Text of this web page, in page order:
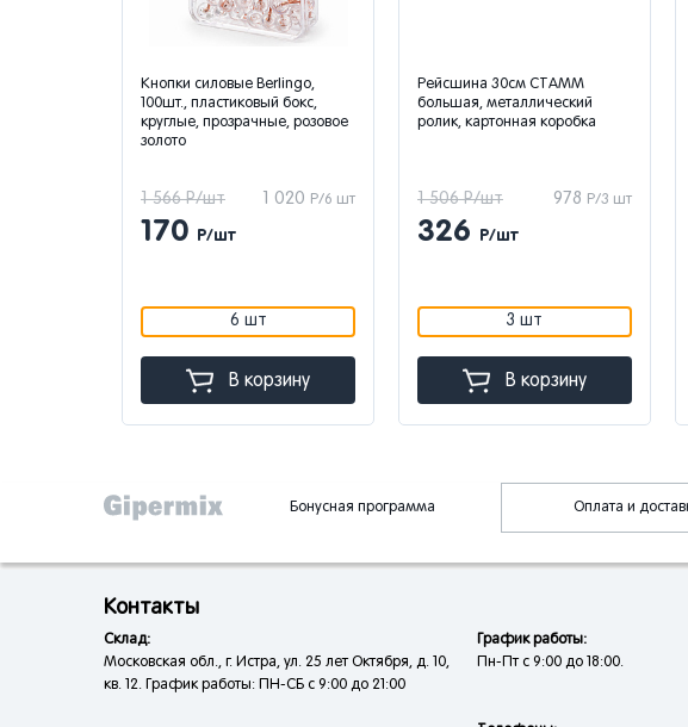
Кнопки силовые Berlingo,
100шт., пластиковый бокс,
круглые, прозрачные, розовое
золото
1 020 Р/6 шт
1 566 Р/шт
170 Р/шт
6 шт
В корзину
Рейсшина 30см СТАММ
большая, металлический
ролик, картонная коробка
978 Р/3 шт
1 506 Р/шт
326 Р/шт
3 шт
В корзину
Бонусная программа Оплата и
Контакты
Склад:
Московская обл., г. Истра, ул. 25 лет Октября, д. 10,
кв. 12. График работы: ПН-СБ с 9:00 до 21:00
График работы:
Пн-Пт с 9:00 до 18:00.